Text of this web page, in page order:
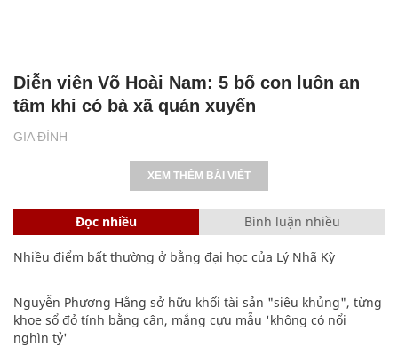
GIA ĐÌNH
Diễn viên Võ Hoài Nam: 5 bố con luôn an
tâm khi có bà xã quán xuyến
XEM THÊM BÀI VIẾT
Đọc nhiều Bình luận nhiều
Nhiều điểm bất thường ở bằng đại học của Lý Nhã Kỳ
Nguyễn Phương Hằng sở hữu khối tài sản "siêu khủng", từng
khoe sổ đỏ tính bằng cân, mắng cựu mẫu 'không có nổi
nghìn tỷ'